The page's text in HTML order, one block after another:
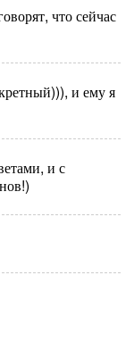
что сейчас
и ему я
и с